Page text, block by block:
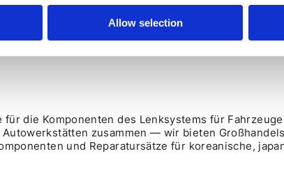
Allow selection
Spiel hat sich vergrößert; diese Fehler können
Vibrationen im Lenkrad, verschlissene oder
für die Komponenten des Lenksystems für
zusammen — wir bieten
und Reparatursätze für koreanische,